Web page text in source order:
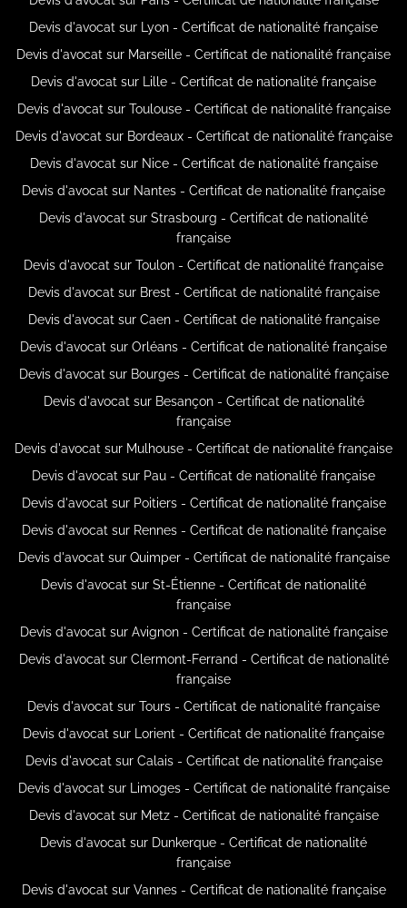
Devis d'avocat sur Lyon - Certificat de nationalité française
Devis d'avocat sur Marseille - Certificat de nationalité française
Devis d'avocat sur Lille - Certificat de nationalité française
Devis d'avocat sur Toulouse - Certificat de nationalité française
Devis d'avocat sur Bordeaux - Certificat de nationalité française
Devis d'avocat sur Nice - Certificat de nationalité française
Devis d'avocat sur Nantes - Certificat de nationalité française
Devis d'avocat sur Strasbourg - Certificat de nationalité
française
Devis d'avocat sur Toulon - Certificat de nationalité française
Devis d'avocat sur Brest - Certificat de nationalité française
Devis d'avocat sur Caen - Certificat de nationalité française
Devis d'avocat sur Orléans - Certificat de nationalité française
Devis d'avocat sur Bourges - Certificat de nationalité française
Devis d'avocat sur Besançon - Certificat de nationalité
française
Devis d'avocat sur Mulhouse - Certificat de nationalité française
Devis d'avocat sur Pau - Certificat de nationalité française
Devis d'avocat sur Poitiers - Certificat de nationalité française
Devis d'avocat sur Rennes - Certificat de nationalité française
Devis d'avocat sur Quimper - Certificat de nationalité française
Devis d'avocat sur St-Étienne - Certificat de nationalité
française
Devis d'avocat sur Avignon - Certificat de nationalité française
Devis d'avocat sur Clermont-Ferrand - Certificat de nationalité
française
Devis d'avocat sur Tours - Certificat de nationalité française
Devis d'avocat sur Lorient - Certificat de nationalité française
Devis d'avocat sur Calais - Certificat de nationalité française
Devis d'avocat sur Limoges - Certificat de nationalité française
Devis d'avocat sur Metz - Certificat de nationalité française
Devis d'avocat sur Dunkerque - Certificat de nationalité
française
Devis d'avocat sur Vannes - Certificat de nationalité française